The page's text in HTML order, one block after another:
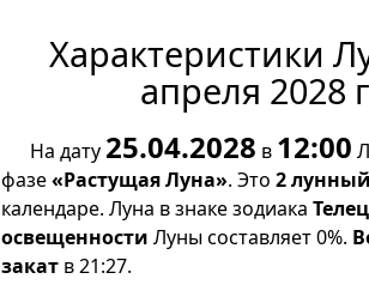
Характеристики
апреля 2028
На дату 25.04.2028 в 12:00
фазе«Растущая Луна». Это 2
календаре. Луна в знаке зодиака
освещенности Луны составляет 0%.
закат в 21:27.